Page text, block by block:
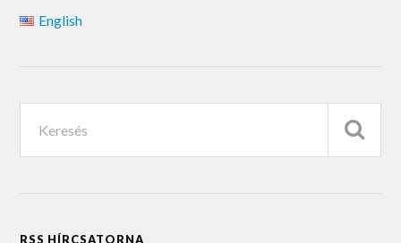
English
RSS HÍRCSATORNA